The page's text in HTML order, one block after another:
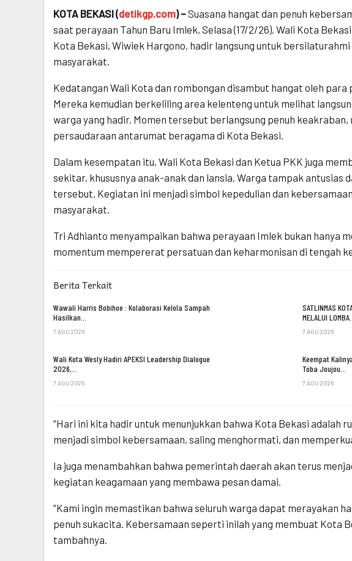
KOTA BEKASI (detikgp.com) –Suasana hangat dan penuh
saat perayaan Tahun Baru Imlek, Selasa (17/2/26). Wali Kota
Kota Bekasi, Wiwiek Hargono, hadir langsung untuk
masyarakat.
Kedatangan Wali Kota dan rombongan disambut hangat oleh
Mereka kemudian berkeliling area kelenteng untuk melihat
warga yang hadir. Momen tersebut berlangsung penuh
persaudaraan antarumat beragama di Kota Bekasi.
Dalam kesempatan itu, Wali Kota Bekasi dan Ketua PKK juga
sekitar, khususnya anak-anak dan lansia. Warga tampak antusias
tersebut. Kegiatan ini menjadi simbol kepedulian dan
masyarakat.
Tri Adhianto menyampaikan bahwa perayaan Imlek bukan hanya
momentum mempererat persatuan dan keharmonisan di tengah
Berita Terkait
Wawali Harris Bobihoe : Kolaborasi Kelola Sampah
Hasilkan…
7 AGU 2026
SATLINMAS
MELALUI LOMBA…
7 AGU 2026
Wali Kota Wesly Hadiri APEKSI Leadership Dialogue
2026,…
7 AGU 2026
Keempat
Toba Joujou…
7 AGU 2026
“Hari ini kita hadir untuk menunjukkan bahwa Kota Bekasi adalah
menjadi simbol kebersamaan, saling menghormati, dan
Ia juga menambahkan bahwa pemerintah daerah akan terus
kegiatan keagamaan yang membawa pesan damai.
“Kami ingin memastikan bahwa seluruh warga dapat merayakan
penuh sukacita. Kebersamaan seperti inilah yang membuat Kota
tambahnya.